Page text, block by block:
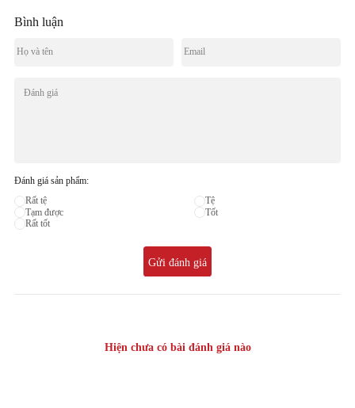
Bình luận
Đánh giá sản phẩm:
Rất tệ
Tệ
Tạm được
Tốt
Rất tốt
Gửi đánh giá
Hiện chưa có bài đánh giá nào